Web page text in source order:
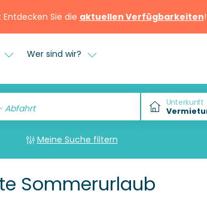
Sie die aktuellen Verfügbarkeiten!
Wer sind wir?
Abfahrt Unterkunft
Meine Suche filtern
Sommerurlaub